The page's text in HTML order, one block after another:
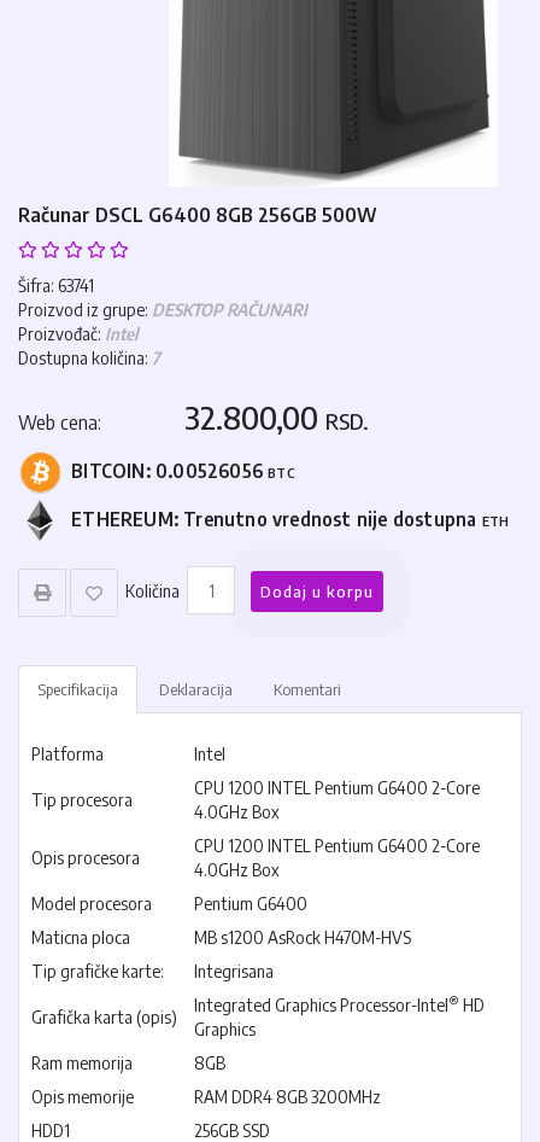
Računar DSCL G6400 8GB 256GB 500W
Šifra: 63741
Proizvod iz grupe: DESKTOP RAČUNARI
Proizvođač: Intel
Dostupna količina: 7
Web cena: 32.800,00 RSD.
BITCOIN: 0.00526056BTC
ETHEREUM: Trenutno vrednost nije dostupna ETH
Količina Dodaj u korpu
Specifikacija Deklaracija Komentari
Platforma Intel
Tip procesora
CPU 1200 INTEL Pentium G6400 2-Core
4.0GHz Box
Opis procesora
CPU 1200 INTEL Pentium G6400 2-Core
4.0GHz Box
Model procesora
Pentium G6400
Maticna ploca
MB s1200 AsRock H470M-HVS
Tip grafičke karte:
Integrisana
Grafička karta (opis)
Integrated Graphics Processor-Intel® HD
Graphics
Ram memorija
8GB
Opis memorije
RAM DDR4 8GB 3200MHz
HDD1
256GB SSD